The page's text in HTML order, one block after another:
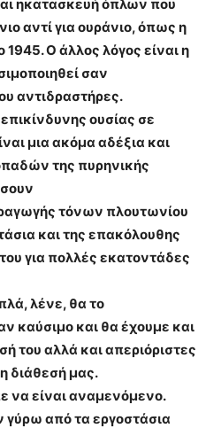
ηκατασκευή όπλων που
αντί για ουράνιο, όπως η
Ο άλλος λόγος είναι η
σαν
αντιδραστήρες.
ουσίας σε
μια ακόμα αδέξια και
της πυρηνικής
τόνων πλουτωνίου
και της επακόλουθης
για πολλές εκατοντάδες
λένε, θα το
καύσιμο και θα έχουμε και
του αλλά και απεριόριστες
διάθεσή μας.
να είναι αναμενόμενο.
από τα εργοστάσια